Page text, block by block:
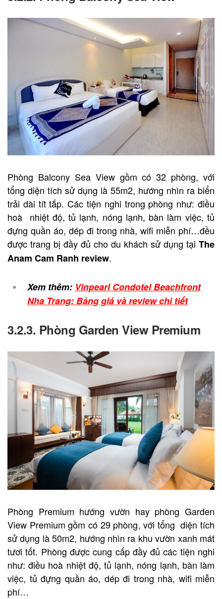
Phòng Balcony Sea View gồm có 32 phòng, với
tổng diện tích sử dụng là 55m2, hướng nhìn ra biển
trải dài tít tắp. Các tiện nghi trong phòng như: điều
hoà nhiệt độ, tủ lạnh, nóng lạnh, bàn làm việc, tủ
đựng quần áo, dép đi trong nhà, wifi miễn phí…đều
được trang bị đầy đủ cho du khách sử dụng tại The
Anam Cam Ranh review.
Xem thêm: Vinpearl Condotel Beachfront
Nha Trang: Bảng giá và review chi tiết
3.2.3. Phòng Garden View Premium
Phòng Premium hướng vườn hay phòng Garden
View Premium gồm có 29 phòng, với tổng diện tích
sử dụng là 50m2, hướng nhìn ra khu vườn xanh mát
tươi tốt. Phòng được cung cấp đầy đủ các tiện nghi
như: điều hoà nhiệt độ, tủ lạnh, nóng lạnh, bàn làm
việc, tủ đựng quần áo, dép đi trong nhà, wifi miễn
phí…